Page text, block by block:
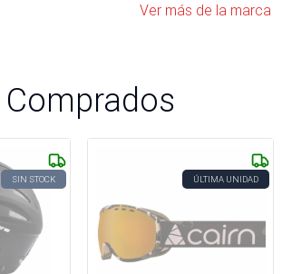
Ver más de la marca
SIN STOCK ÚLTIMA UNIDAD